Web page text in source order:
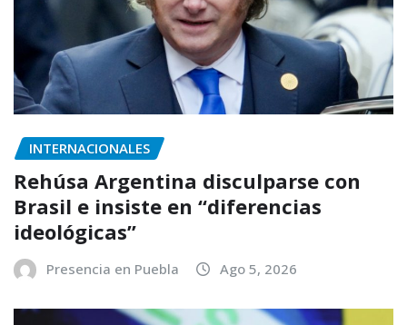
INTERNACIONALES
Rehúsa Argentina disculparse con
Brasil e insiste en “diferencias
ideológicas”
Presencia en Puebla Ago 5, 2026